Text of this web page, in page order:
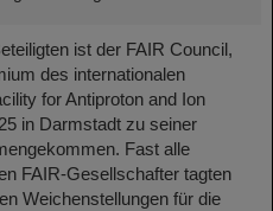
ist der FAIR Council,
des internationalen
for Antiproton and Ion
in Darmstadt zu seiner
Fast alle
FAIR-Gesellschafter tagten
Weichenstellungen für die